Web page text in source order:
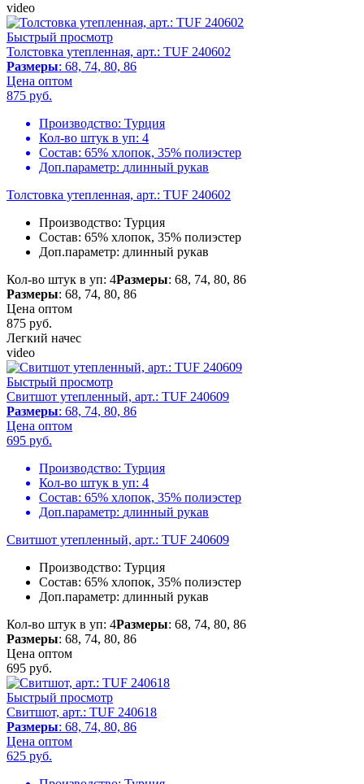
video
Быстрый просмотр
Толстовка утепленная, арт.: TUF 240602
Размеры: 68, 74, 80, 86
Цена оптом
875 руб.
Производство: Турция
Кол-во штук в уп: 4
Состав: 65% хлопок, 35% полиэстер
Доп.параметр: длинный рукав
Толстовка утепленная, арт.: TUF 240602
Производство: Турция
Состав: 65% хлопок, 35% полиэстер
Доп.параметр: длинный рукав
Кол-во штук в уп: 4Размеры: 68, 74, 80, 86
Размеры: 68, 74, 80, 86
Цена оптом
875 руб.
Легкий начес
video
Быстрый просмотр
Свитшот утепленный, арт.: TUF 240609
Размеры: 68, 74, 80, 86
Цена оптом
695 руб.
Производство: Турция
Кол-во штук в уп: 4
Состав: 65% хлопок, 35% полиэстер
Доп.параметр: длинный рукав
Свитшот утепленный, арт.: TUF 240609
Производство: Турция
Состав: 65% хлопок, 35% полиэстер
Доп.параметр: длинный рукав
Кол-во штук в уп: 4Размеры: 68, 74, 80, 86
Размеры: 68, 74, 80, 86
Цена оптом
695 руб.
Быстрый просмотр
Свитшот, арт.: TUF 240618
Размеры: 68, 74, 80, 86
Цена оптом
625 руб.